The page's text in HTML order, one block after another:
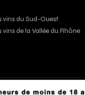
vins du Sud-Ouest
de la Vallée du Rhône